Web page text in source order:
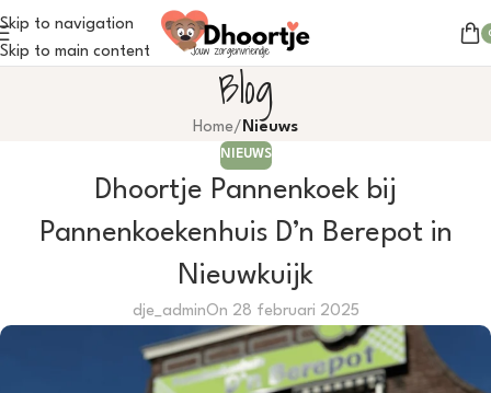
Skip to navigation
Skip to main content
Blog
Home/ Nieuws
NIEUWS
Dhoortje Pannenkoek bij
Pannenkoekenhuis D’n Berepot in
Nieuwkuijk
dje_adminOn 28 februari 2025